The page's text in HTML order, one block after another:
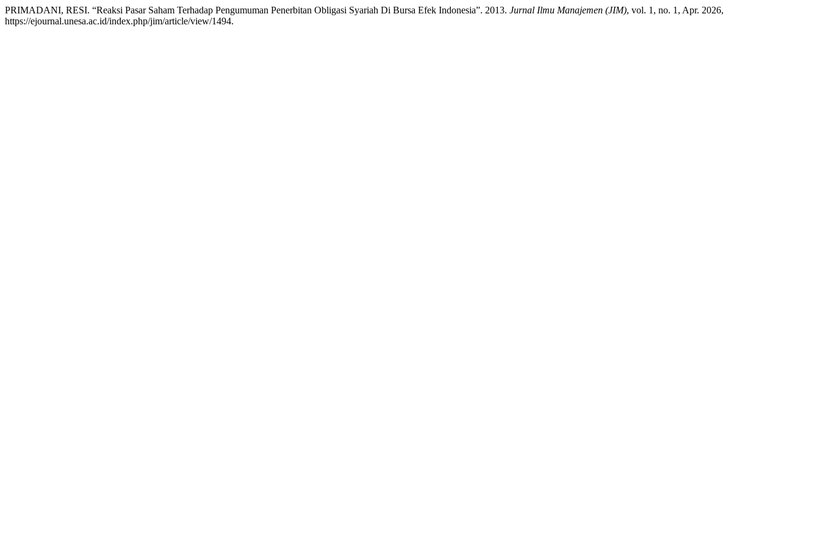
PRIMADANI, RESI. “Reaksi Pasar Saham Terhadap Pengumuman Penerbitan Obligasi Syariah Di Bursa Efek Indonesia”. 2013. Jurnal Ilmu Manajemen (JIM), vol. 1, no. 1, Apr. 2026,
https://ejournal.unesa.ac.id/index.php/jim/article/view/1494.